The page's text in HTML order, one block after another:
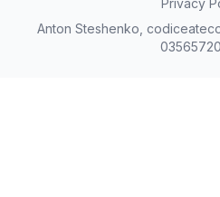
Privacy
Anton Steshenko,